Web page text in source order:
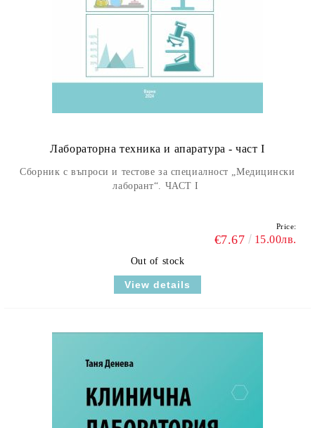
Лабораторна техника и апаратура - част I
Сборник с въпроси и тестове за специалност „Медицински
лаборант“. ЧАСТ I
Price:
€7.67 15.00лв.
Out of stock
View details